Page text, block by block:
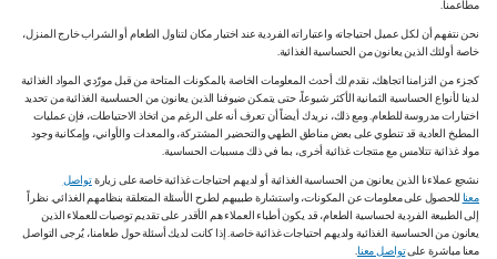
مطاعمنا.
نحن نتفهم أن لكل عميل احتياجاته واعتباراته الفردية عند اختيار مكان لتناول الطعام أو الشراب خارج المنزل،
خاصة أولئك الذين يعانون من الحساسية الغذائية.
كجزء من التزامنا اتجاهك، نقدم لك أحدث المعلومات الخاصة بالمكونات المتاحة من قبل مورّدي المواد الغذائية
لدينا لأنواع الحساسية الثمانية الأكثر شيوعاً، حتى يتمكن ضيوفنا الذين يعانون من الحساسية الغذائية من تحديد
اختيارات مدروسة للطعام. ومع ذلك، نريدك أيضاً أن تعرف أنه على الرغم من اتخاذ الاحتياطات، فإن عمليات
المطبخ العادية قد تنطوي على بعض مناطق الطهي والتحضير المشتركة، والمعدات والأواني، وإمكانية وجود
مواد غذائية تتلامس مع منتجات غذائية أخرى، بما في ذلك مسببات الحساسية.
نشجع عملاءنا الذين يعانون من الحساسية الغذائية أو لديهم احتياجات غذائية خاصة على زيارةتواصل
معنا للحصول على معلومات عن المكونات، واستشارة طبيبهم لطرح الأسئلة المتعلقة بنظامهم الغذائي. نظراً
إلى الطبيعة الفردية لحساسية الطعام، قد يكون أطباء العملاء هم الأقدر على تقديم توصيات للعملاء الذين
يعانون من الحساسية الغذائية ولديهم احتياجات غذائية خاصة. إذا كانت لديك أسئلة حول طعامنا، يُرجى التواصل
معنا مباشرة علىتواصل معنا.